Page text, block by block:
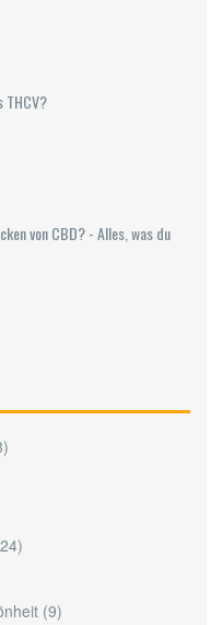
von CBD? - Alles, was du
(9)